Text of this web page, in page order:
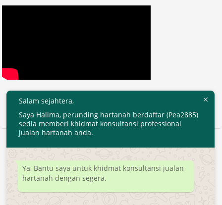
Developed byMyTranspro
Salam sejahtera,
Saya Halima, perunding hartanah berdaftar (Pea2885)
sedia memberi khidmat konsultansi professional
jualan hartanah anda.
Ya, Bantu saya untuk khidmat konsultansi jualan
hartanah dengan segera.